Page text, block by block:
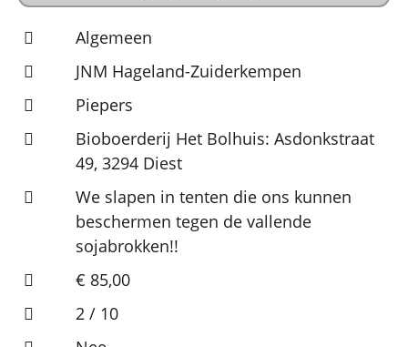
Algemeen
JNM Hageland-Zuiderkempen
Piepers
Bioboerderij Het Bolhuis: Asdonkstraat
49, 3294 Diest
We slapen in tenten die ons kunnen
beschermen tegen de vallende
sojabrokken!!
€ 85,00
2 / 10